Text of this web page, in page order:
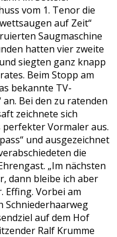
vom 1. Tenor die
auf Zeit“
Saugmaschine
hatten vier zweite
siegten ganz knapp
Beim Stopp am
bekannte TV-
Bei den zu ratenden
zeichnete sich
perfekter Vormaler aus.
und ausgezeichnet
die
„Im nächsten
dann bleibe ich aber
Effing. Vorbei am
Schniederhaarweg
auf dem Hof
Ralf Krumme